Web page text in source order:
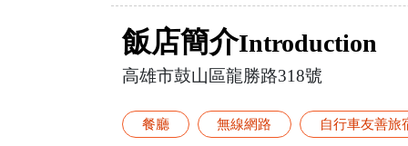
飯店簡介Introduction
高雄市鼓山區龍勝路318號
餐廳 無線網路 自行車友善旅